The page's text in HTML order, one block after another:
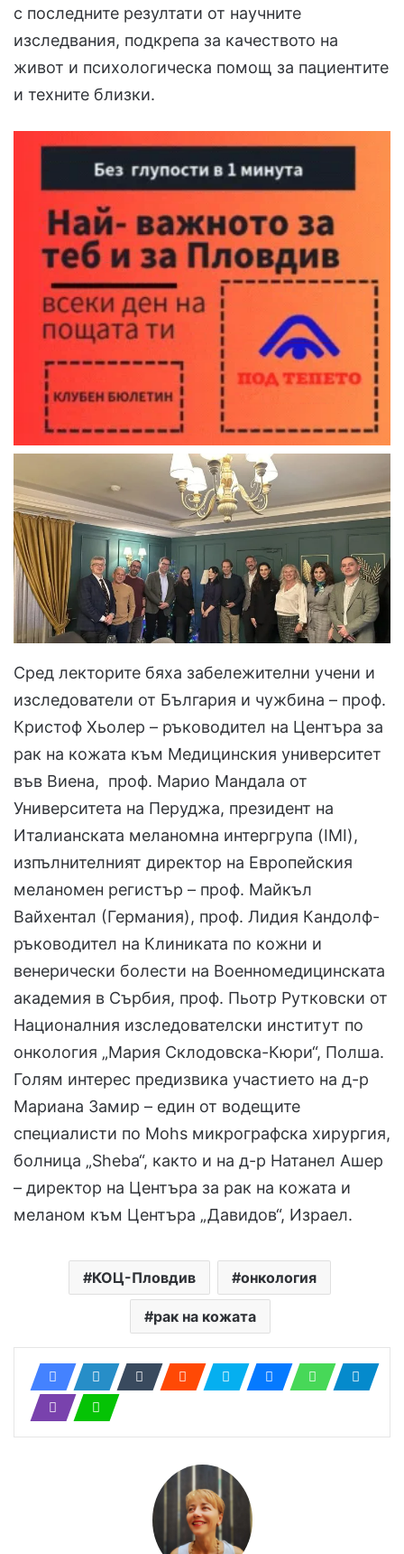
с последните резултати от научните
изследвания, подкрепа за качеството на
живот и психологическа помощ за пациентите
и техните близки.
Сред лекторите бяха забележителни учени и
изследователи от България и чужбина – проф.
Кристоф Хьолер – ръководител на Центъра за
рак на кожата към Медицинския университет
във Виена, проф. Марио Мандала от
Университета на Перуджа, президент на
Италианската меланомна интергрупа (IMI),
изпълнителният директор на Европейския
меланомен регистър – проф. Майкъл
Вайхентал (Германия), проф. Лидия Кандолф-
ръководител на Клиниката по кожни и
венерически болести на Военномедицинската
академия в Сърбия, проф. Пьотр Рутковски от
Националния изследователски институт по
онкология „Мария Склодовска-Кюри“, Полша.
Голям интерес предизвика участието на д-р
Мариана Замир – един от водещите
специалисти по Mohs микрографска хирургия,
болница „Sheba“, както и на д-р Натанел Ашер
– директор на Центъра за рак на кожата и
меланом към Центъра „Давидов“, Израел.
КОЦ-Пловдив онкология
рак на кожата